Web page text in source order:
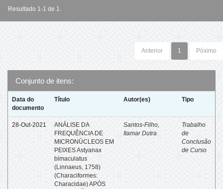
Resultado 1-1 de 1.
Anterior 1 Póximo
Conjunto de itens:
Data do
documento
Título Autor(es) Tipo
28-Out-2021
ANÁLISE DA
FREQUÊNCIA DE
MICRONÚCLEOS EM
PEIXES Astyanax
bimaculatus
(Linnaeus, 1758)
(Characiformes:
Characidae) APÓS
Santos-Filho,
Itamar Dutra
Trabalho
de
Conclusão
de Curso